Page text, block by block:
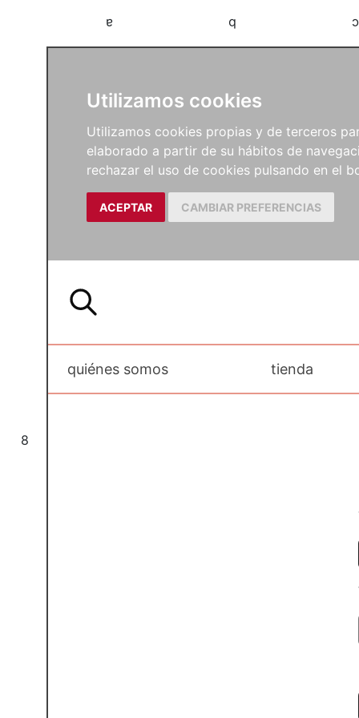
Utilizamos cookies
Utilizamos cookies propias y de terceros
elaborado a partir de su hábitos de
rechazar el uso de cookies pulsando en el
ACEPTAR CAMBIAR PREFERENCIAS
a b c
8
quiénes somos tienda